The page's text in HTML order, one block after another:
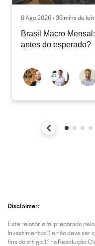
6 Ago 2026 • 36 mins de
Brasil Macro
antes do esperado?
Disclaimer:
Este relatório foi preparado
Investimentos”) e não deve ser
fins do artigo 1º na Resolução